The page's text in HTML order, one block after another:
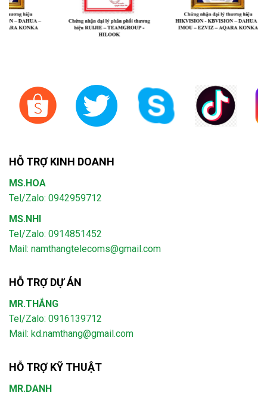
HỖ TRỢ KINH DOANH
MS.HOA
Tel/Zalo: 0942959712
MS.NHI
Tel/Zalo: 0914851452
Mail: namthangtelecoms@gmail.com
HỖ TRỢ DỰ ÁN
MR.THẮNG
Tel/Zalo: 0916139712
Mail: kd.namthang@gmail.com
HỖ TRỢ KỸ THUẬT
MR.DANH